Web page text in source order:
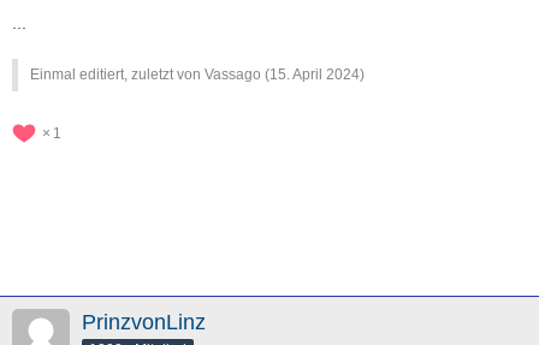
...
Einmal editiert, zuletzt von Vassago (15. April 2024)
1
PrinzvonLinz